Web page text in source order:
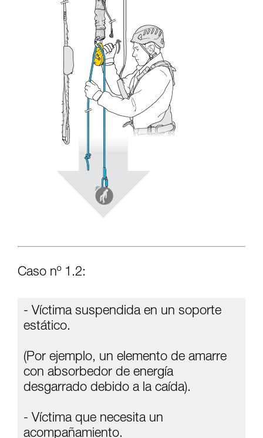
Caso nº 1.2:
- Víctima suspendida en un soporte
estático.
(Por ejemplo, un elemento de amarre
con absorbedor de energía
desgarrado debido a la caída).
- Víctima que necesita un
acompañamiento.